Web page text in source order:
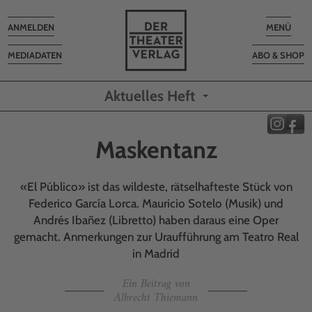
Toggle
MENÜ
ABO & SHOP
MEDIADATEN
Toggle
navigation
ANMELDEN
Aktuelles Heft
Maskentanz
«El Público» ist das wildeste, rätselhafteste Stück von
Federico García Lorca. Mauricio Sotelo (Musik) und
Andrés Ibañez (Libretto) haben daraus eine Oper
gemacht. Anmerkungen zur Uraufführung am Teatro Real
in Madrid
Ein Beitrag von
Albrecht Thiemann